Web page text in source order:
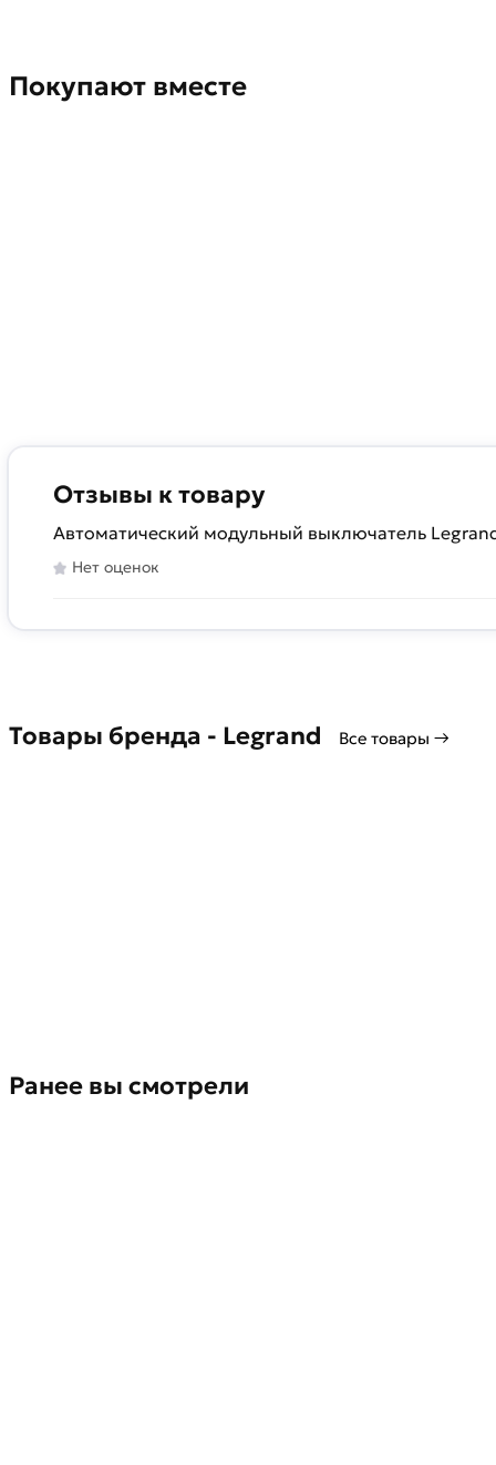
Покупают вместе
Отзывы к товару
Автоматический модульный выключатель
Нет оценок
Товары бренда - Legrand Все товары →
Ранее вы смотрели